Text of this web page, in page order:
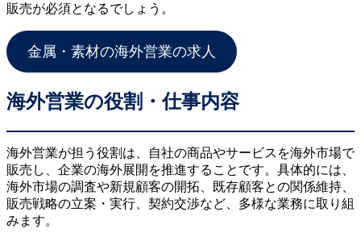
販売が必須となるでしょう。
金属・素材の海外営業の求人
海外営業の役割・仕事内容
海外営業が担う役割は、自社の商品やサービスを海外市場で
販売し、企業の海外展開を推進することです。具体的には、
海外市場の調査や新規顧客の開拓、既存顧客との関係維持、
販売戦略の立案・実行、契約交渉など、多様な業務に取り組
みます。